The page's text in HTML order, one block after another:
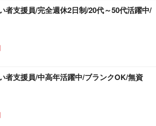
者支援員/完全週休2日制/20代～50代活躍中/
者支援員/中高年活躍中/ブランクOK/無資